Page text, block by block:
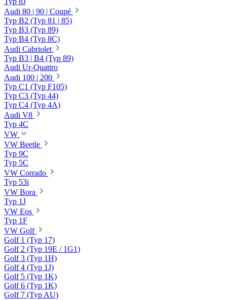
Audi 80 | 90 | Coupé
Typ B2 (Typ 81 | 85)
Typ B3 (Typ 89)
Typ B4 (Typ 8C)
Audi Cabriolet
Typ B3 | B4 (Typ 89)
Audi Ur-Quattro
Audi 100 | 200
Typ C1 (Typ F105)
Typ C3 (Typ 44)
Typ C4 (Typ 4A)
Audi V8
Typ 4C
VW
VW Beetle
Typ 9C
Typ 5C
VW Corrado
Typ 53i
VW Bora
Typ 1J
VW Eos
Typ 1F
VW Golf
Golf 1 (Typ 17)
Golf 2 (Typ 19E / 1G1)
Golf 3 (Typ 1H)
Golf 4 (Typ 1J)
Golf 5 (Typ 1K)
Golf 6 (Typ 1K)
Golf 7 (Typ AU)